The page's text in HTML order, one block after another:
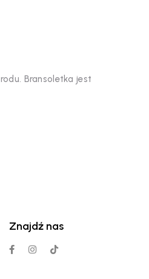
Bransoletka jest
Znajdź nas